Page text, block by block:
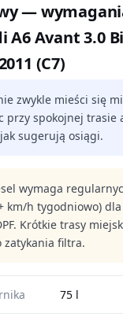
—
A6 Avant 3.0
(C7)
zwykle mieści się
przy spokojnej trasie
sugerują osiągi.
wymaga
km/h tygodniowo)
Krótkie trasy
zatykania filtra.
75 l